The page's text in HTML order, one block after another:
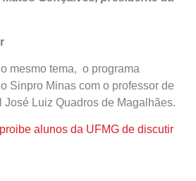
mesmo tema, o programa
Sinpro Minas com o professor de
José Luiz Quadros de Magalhães.
alunos da UFMG de discutir